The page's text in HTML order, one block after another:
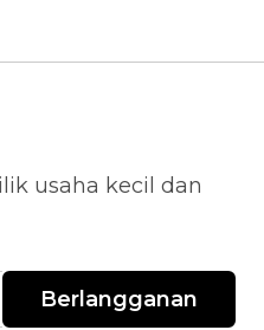
usaha kecil dan
Berlangganan